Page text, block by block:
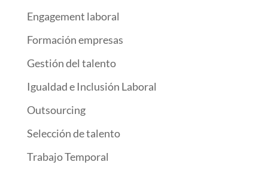
Engagement laboral
Formación empresas
Gestión del talento
Igualdad e Inclusión Laboral
Outsourcing
Selección de talento
Trabajo Temporal